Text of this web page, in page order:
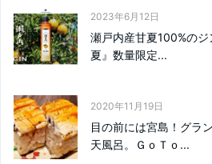
2023年6月12日
瀬戸内産甘夏100%の
夏』数量限定...
2020年11月19日
目の前には宮島！グラ
天風呂。ＧｏＴｏ...